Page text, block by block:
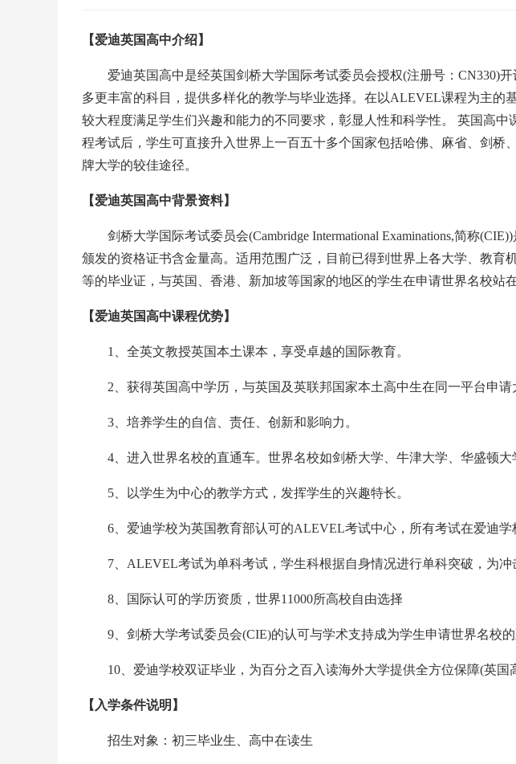
【爱迪英国高中介绍】
爱迪英国高中是经英国剑桥大学国际考试委员会授权(注册号：CN330)
多更丰富的科目，提供多样化的教学与毕业选择。在以ALEVEL课程为主
较大程度满足学生们兴趣和能力的不同要求，彰显人性和科学性。 英国高
程考试后，学生可直接升入世界上一百五十多个国家包括哈佛、麻省、剑
牌大学的较佳途径。
【爱迪英国高中背景资料】
剑桥大学国际考试委员会(Cambridge Intermational Examinations,简称
颁发的资格证书含金量高。适用范围广泛，目前已得到世界上各大学、教
等的毕业证，与英国、香港、新加坡等国家的地区的学生在申请世界名校站
【爱迪英国高中课程优势】
1、全英文教授英国本土课本，享受卓越的国际教育。
2、获得英国高中学历，与英国及英联邦国家本土高中生在同一平台申请
3、培养学生的自信、责任、创新和影响力。
4、进入世界名校的直通车。世界名校如剑桥大学、牛津大学、华盛顿大
5、以学生为中心的教学方式，发挥学生的兴趣特长。
6、爱迪学校为英国教育部认可的ALEVEL考试中心，所有考试在爱迪学
7、ALEVEL考试为单科考试，学生科根据自身情况进行单科突破，为冲
8、国际认可的学历资质，世界11000所高校自由选择
9、剑桥大学考试委员会(CIE)的认可与学术支持成为学生申请世界名校的
10、爱迪学校双证毕业，为百分之百入读海外大学提供全方位保障(英国
【入学条件说明】
招生对象：初三毕业生、高中在读生